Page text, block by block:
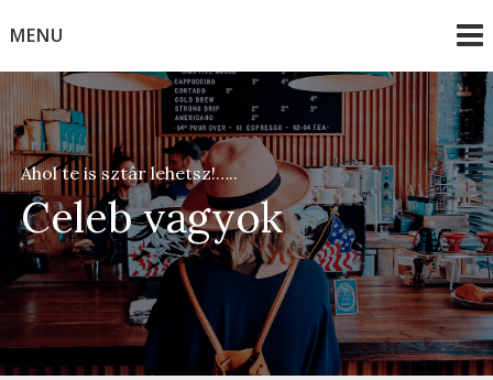
toMENU
Celeb vagyok
Ahol te is sztár lehetsz!…..